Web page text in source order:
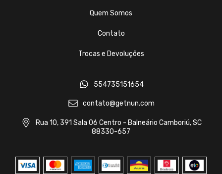
Quem Somos
Contato
Trocas e Devoluções
554735151654
contato@getnun.com
Rua 10, 391 Sala 06 Centro - Balneário Camboriú, SC
88330-657